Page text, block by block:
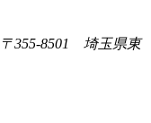
〒355-8501 埼玉県東